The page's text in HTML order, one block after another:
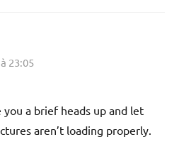
23:05
a brief heads up and let
aren’t loading properly.